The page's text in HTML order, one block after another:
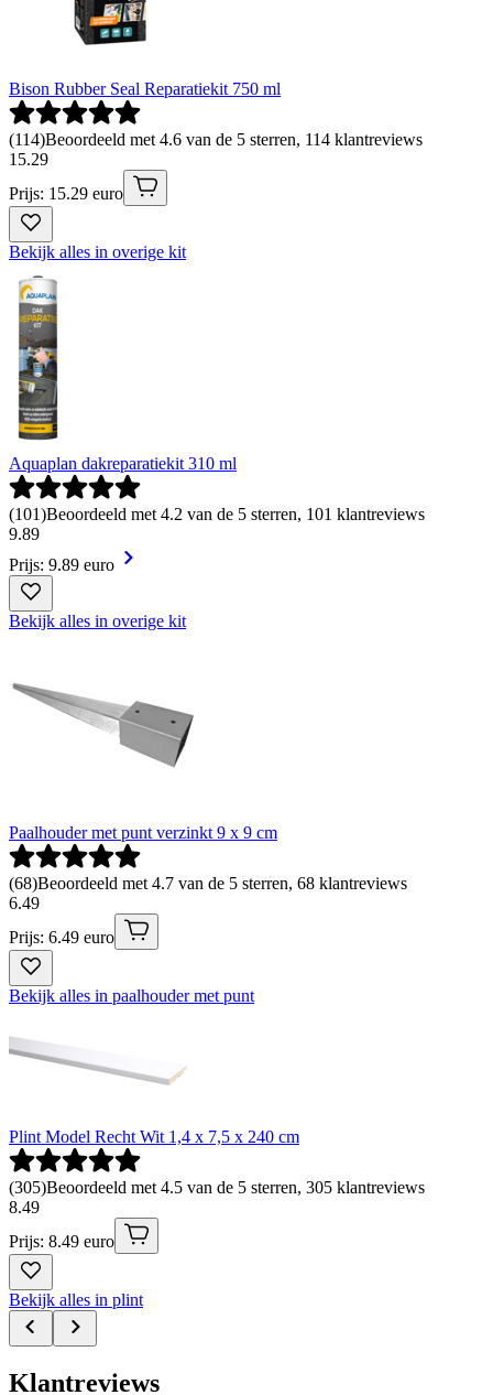
Bison Rubber Seal Reparatiekit 750 ml
(114)Beoordeeld met 4.6 van de 5 sterren, 114 klantreviews
15.29
Prijs: 15.29 euro
Bekijk alles in overige kit
Aquaplan dakreparatiekit 310 ml
(101)Beoordeeld met 4.2 van de 5 sterren, 101 klantreviews
9.89
Prijs: 9.89 euro
Bekijk alles in overige kit
Paalhouder met punt verzinkt 9 x 9 cm
(68)Beoordeeld met 4.7 van de 5 sterren, 68 klantreviews
6.49
Prijs: 6.49 euro
Bekijk alles in paalhouder met punt
Plint Model Recht Wit 1,4 x 7,5 x 240 cm
(305)Beoordeeld met 4.5 van de 5 sterren, 305 klantreviews
8.49
Prijs: 8.49 euro
Bekijk alles in plint
Klantreviews